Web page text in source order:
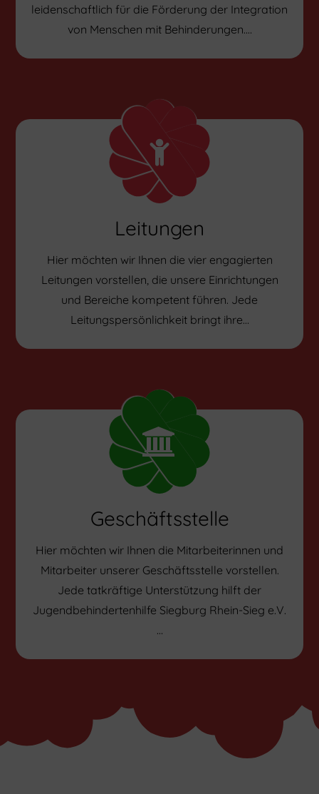
leidenschaftlich für die Förderung der Integration
von Menschen mit Behinderungen.…
Leitungen
Hier möchten wir Ihnen die vier engagierten
Leitungen vorstellen, die unsere Einrichtungen
und Bereiche kompetent führen. Jede
Leitungspersönlichkeit bringt ihre…
Geschäftsstelle
Hier möchten wir Ihnen die Mitarbeiterinnen und
Mitarbeiter unserer Geschäftsstelle vorstellen.
Jede tatkräftige Unterstützung hilft der
Jugendbehindertenhilfe Siegburg Rhein-Sieg e.V.
…